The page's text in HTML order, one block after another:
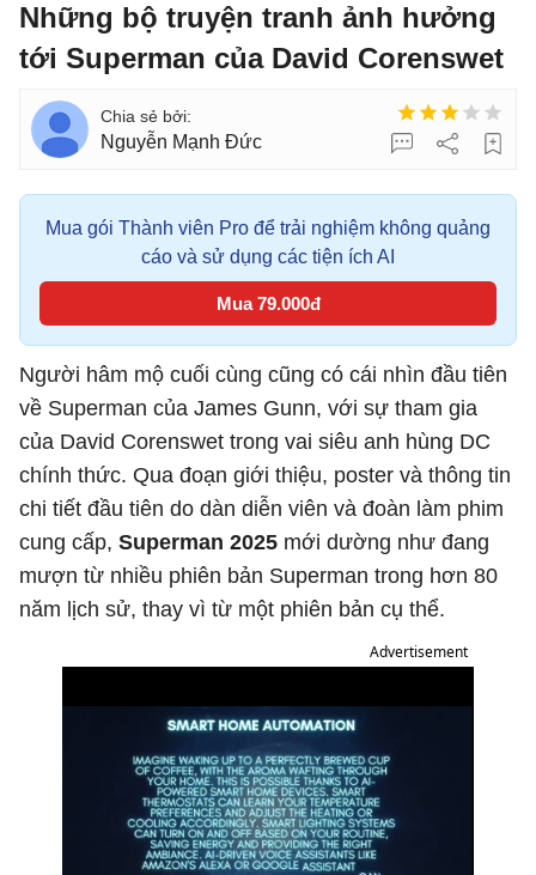
Những bộ truyện tranh ảnh hưởng
tới Superman của David Corenswet
Nguyễn Mạnh Đức
Mua gói Thành viên Pro để trải nghiệm không quảng
cáo và sử dụng các tiện ích AI
Mua 79.000đ
Người hâm mộ cuối cùng cũng có cái nhìn đầu tiên
về Superman của James Gunn, với sự tham gia
của David Corenswet trong vai siêu anh hùng DC
chính thức. Qua đoạn giới thiệu, poster và thông tin
chi tiết đầu tiên do dàn diễn viên và đoàn làm phim
cung cấp, Superman 2025 mới dường như đang
mượn từ nhiều phiên bản Superman trong hơn 80
năm lịch sử, thay vì từ một phiên bản cụ thể.
Advertisement